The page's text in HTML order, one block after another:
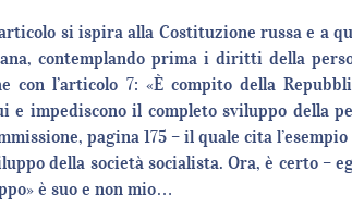
si ispira alla Costituzione russa e a
contemplando prima i diritti della
con l’articolo 7: «È compito della
e impediscono il completo sviluppo della
pagina 175 – il quale cita
della società socialista. Ora, è certo –
è suo e non mio…